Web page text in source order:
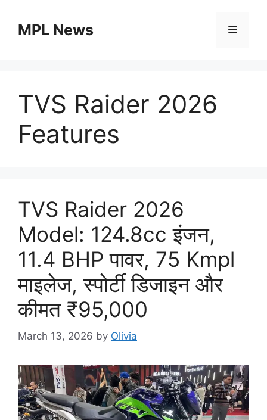
contentMPL News Menu
TVS Raider 2026
Features
TVS Raider 2026
Model: 124.8cc इंजन,
11.4 BHP पावर, 75 Kmpl
माइलेज, स्पोर्टी डिजाइन और
कीमत ₹95,000
March 13, 2026 by Olivia